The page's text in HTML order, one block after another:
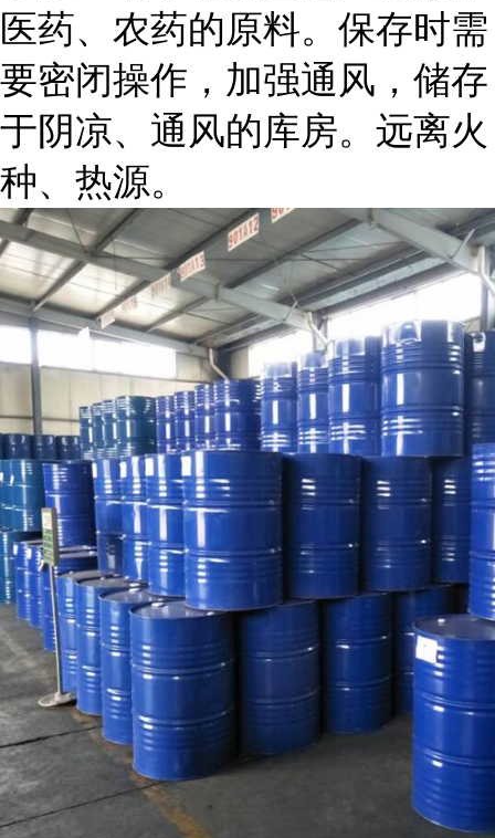
医药、农药的原料。保存时需
要密闭操作，加强通风，储存
于阴凉、通风的库房。远离火
种、热源。